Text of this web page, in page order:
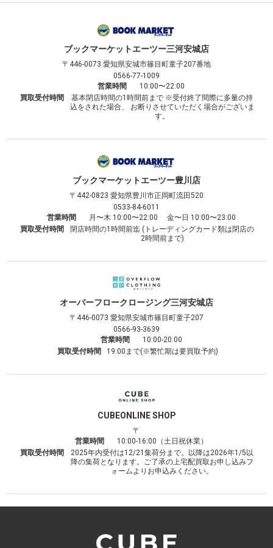
ブックマーケットエーツー三河安城店
〒446-0073 愛知県安城市篠目町童子207番地
0566-77-1009
営業時間
10:00〜22:00
買取受付時間
基本閉店時間の1時間前まで ※受付終了間際に多量の持
込をされた場合、 お断りさせていただく場合がございま
す。
ブックマーケットエーツー豊川店
〒442-0823 愛知県豊川市正岡町流田520
0533-84-6011
営業時間
月〜木 10:00〜22:00 金〜日 10:00〜23:00
買取受付時間
閉店時間の1時間前迄 (トレーディングカード類は閉店の
2時間前まで)
オーバーフロークロージング三河安城店
〒446-0073 愛知県安城市篠目町童子207
0566-93-3639
営業時間
10:00-20:00
買取受付時間
19:00まで(※繁忙期は要買取予約)
CUBEONLINE SHOP
〒
営業時間
10:00-16:00（土日祝休業）
買取受付時間
2025年内受付は12/21集荷分まで。以降は2026年1/5以
降の集荷となります。ご了承の上宅配買取お申し込みフ
ォームよりお申込みください。